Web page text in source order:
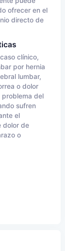
ofrecer en el
directo de
clínico,
por hernia
lumbar,
o dolor
problema del
sufren
el
dolor de
o